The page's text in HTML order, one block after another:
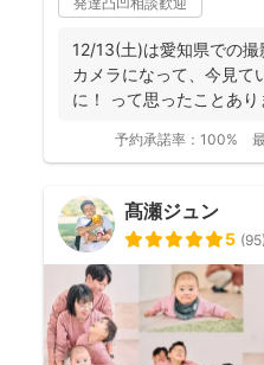
12/13(土)は愛知県での
カメラになって、今見て
に！ って思ったことあ
予約承諾率： 100%
髙瀬ジュン
5 (95)